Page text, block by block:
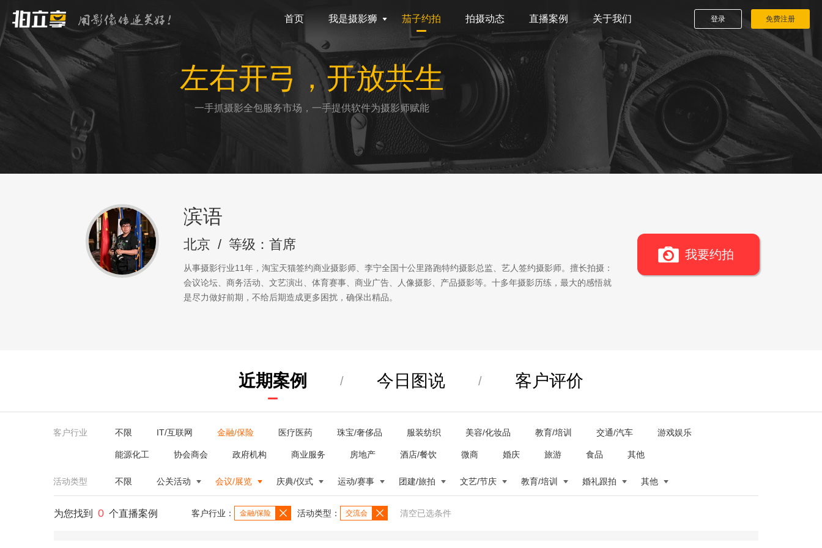
首页 我是摄影狮 茄子约拍 拍摄动态 直播案例 关于我们 登录 免费注册
左右开弓，开放共生
一手抓摄影全包服务市场，一手提供软件为摄影师赋能
滨语
北京 / 等级：首席
从事摄影行业11年，淘宝天猫签约商业摄影师、李宁全国十公里路跑特约摄影总监、艺人签约摄影师。擅长拍摄：
会议论坛、商务活动、文艺演出、体育赛事、商业广告、人像摄影、产品摄影等。十多年摄影历练，最大的感悟就
是尽力做好前期，不给后期造成更多困扰，确保出精品。
我要约拍
近期案例 / 今日图说 / 客户评价
客户行业 不限 IT/互联网 金融/保险 医疗医药 珠宝/奢侈品 服装纺织 美容/化妆品 教育/培训 交通/汽车 游戏娱乐
能源化工 协会商会 政府机构 商业服务 房地产 酒店/餐饮 微商 婚庆 旅游 食品 其他
活动类型 不限 公关活动 会议/展览 庆典/仪式 运动/赛事 团建/旅拍 文艺/节庆 教育/培训 婚礼跟拍 其他
为您找到 0 个直播案例 客户行业： 金融/保险 活动类型： 交流会 清空已选条件